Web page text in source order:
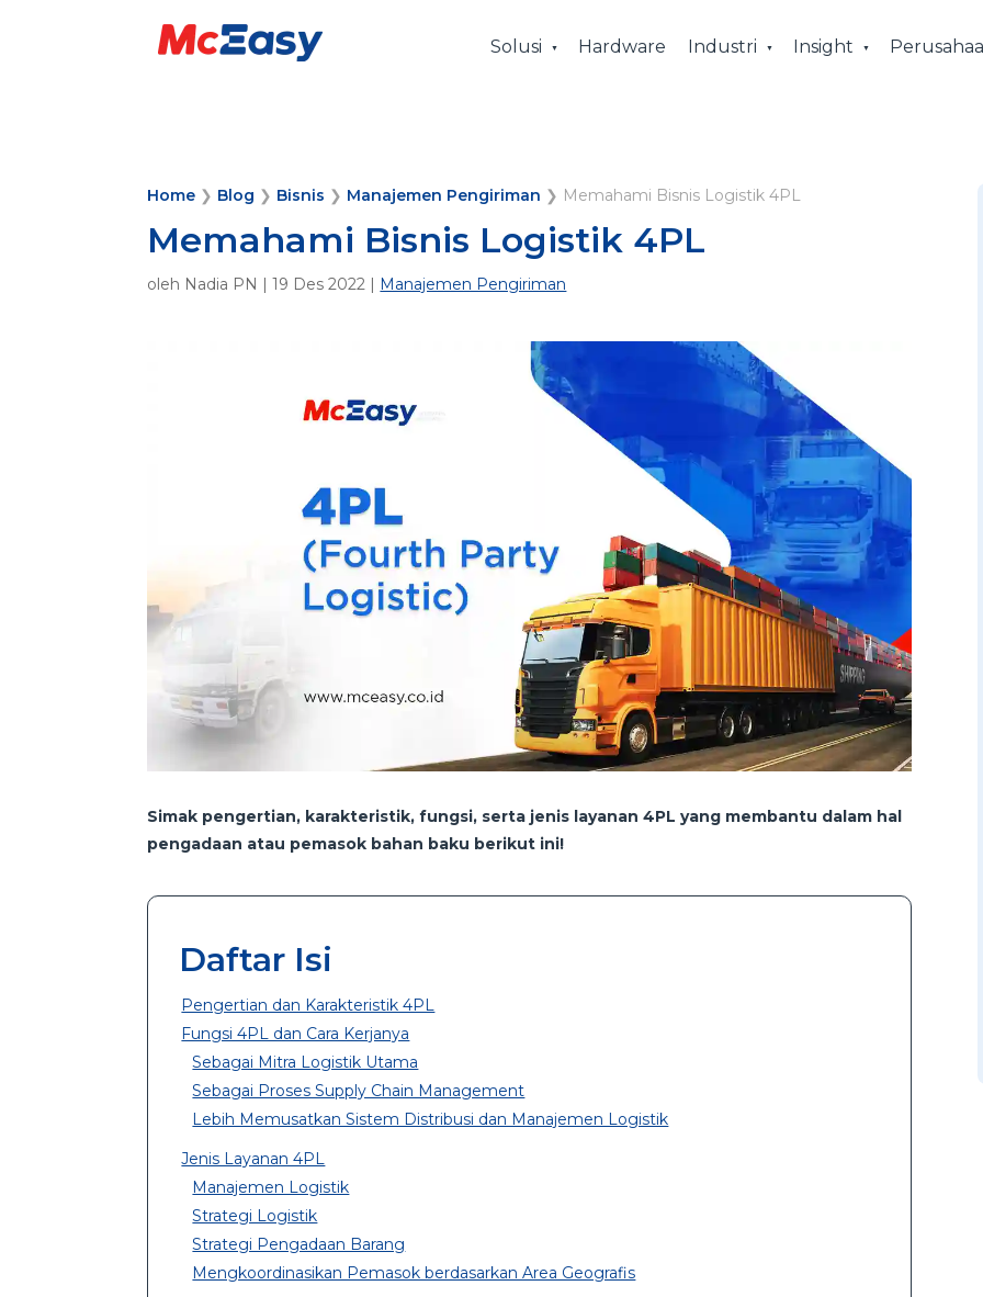
Solusi Hardware Industri Insight
Home ❯ Blog ❯ Bisnis ❯ Manajemen Pengiriman ❯ Memahami Bisnis Logistik 4PL
Memahami Bisnis Logistik 4PL
oleh Nadia PN |19 Des 2022 | Manajemen Pengiriman
Simak pengertian, karakteristik, fungsi, serta jenis layanan 4PL yang membantu dalam hal
pengadaan atau pemasok bahan baku berikut ini!
Daftar Isi
Pengertian dan Karakteristik 4PL
Fungsi 4PL dan Cara Kerjanya
Sebagai Mitra Logistik Utama
Sebagai Proses Supply Chain Management
Lebih Memusatkan Sistem Distribusi dan Manajemen Logistik
Jenis Layanan 4PL
Manajemen Logistik
Strategi Logistik
Strategi Pengadaan Barang
Mengkoordinasikan Pemasok berdasarkan Area Geografis